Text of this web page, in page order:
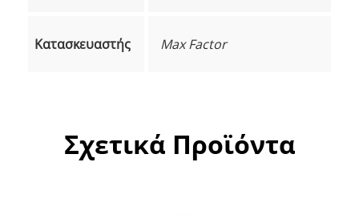
Κατασκευαστής Max Factor
Σχετικά Προϊόντα